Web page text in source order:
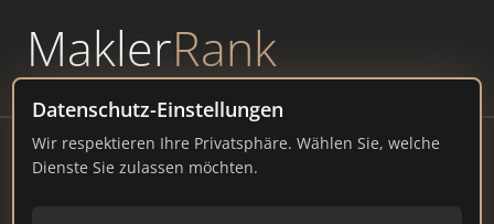
MaklerRank
powered byWAVEPOINT
Datenschutz-Einstellungen
Wir respektieren Ihre Privatsphäre. Wählen Sie, welche
Dienste Sie zulassen möchten.
Steffen Meyer Immobilien